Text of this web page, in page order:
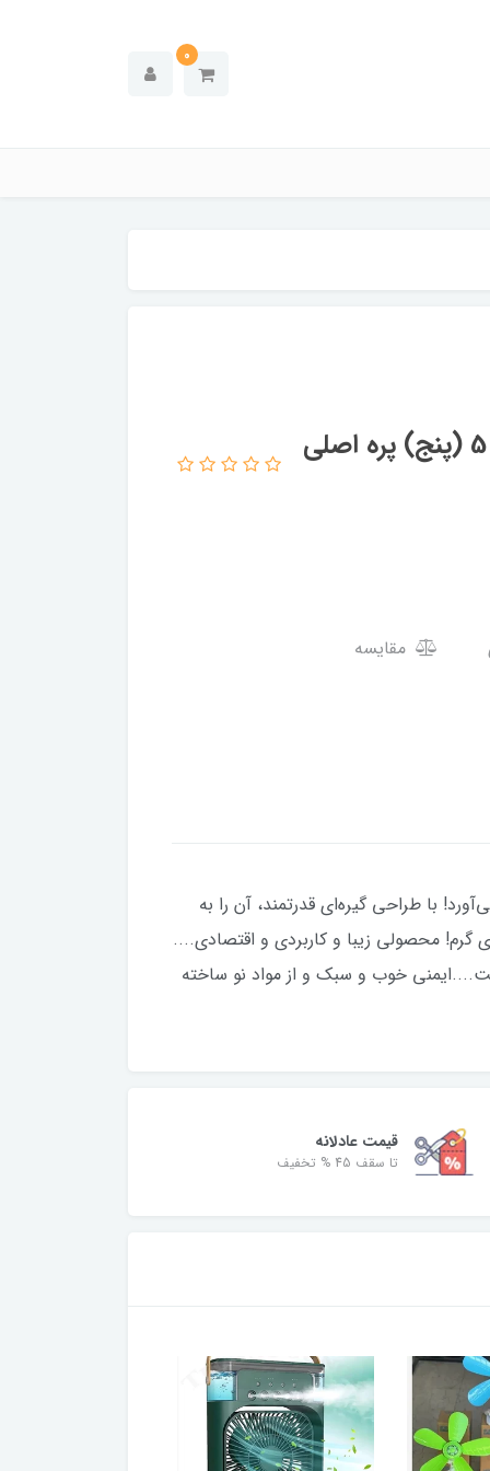
0
پنکه برقی رومیزی گیره دار خارجی مدل 5 (پنج) پره اصلی
مقایسه
می‌آورد! با طراحی گیره‌ای قدرتمند، آن را به
گرم! محصولی زیبا و کاربردی و اقتصادی....
نرم و بادوام است....ایمنی خوب و سبک و از مواد نو ساخته
قیمت عادلانه
تا سقف 45 % تخفیف